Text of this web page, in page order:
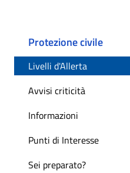
Protezione civile
Livelli d'Allerta
Avvisi criticità
Informazioni
Punti di Interesse
Sei preparato?